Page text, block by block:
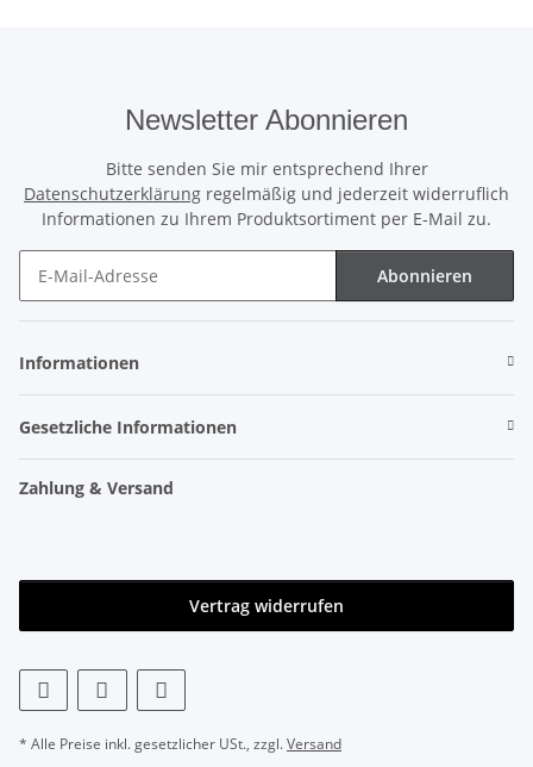
Newsletter Abonnieren
Bitte senden Sie mir entsprechend Ihrer
Datenschutzerklärung regelmäßig und jederzeit widerruflich
Informationen zu Ihrem Produktsortiment per E-Mail zu.
Abonnieren
Informationen
Gesetzliche Informationen
Zahlung & Versand
Vertrag widerrufen
* Alle Preise inkl. gesetzlicher USt., zzgl.Versand